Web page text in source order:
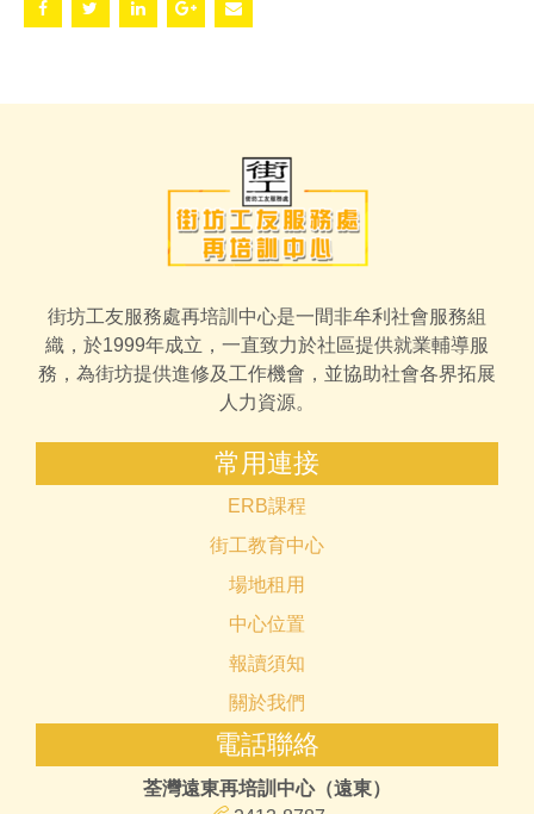
街坊工友服務處再培訓中心是一間非牟利社會服務組
織，於1999年成立，一直致力於社區提供就業輔導服
務，為街坊提供進修及工作機會，並協助社會各界拓展
人力資源。
常用連接
ERB課程
街工教育中心
場地租用
中心位置
報讀須知
關於我們
電話聯絡
荃灣遠東再培訓中心（遠東）